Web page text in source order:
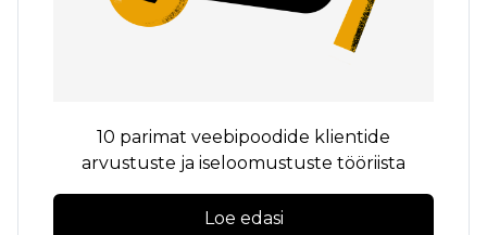
10 parimat veebipoodide klientide
arvustuste ja iseloomustuste tööriista
Loe edasi